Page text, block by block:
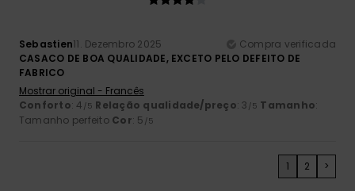
Sebastien11. Dezembro 2025
Compra verificada
CASACO DE BOA QUALIDADE, EXCETO PELO DEFEITO DE
FABRICO
Mostrar original - Francês
Conforto: 4 /5 Relação qualidade/preço: 3 /5 Tamanho:
Tamanho perfeito Cor: 5 /5
1 2 >